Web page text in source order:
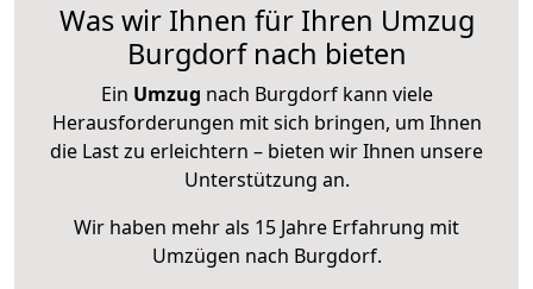
Was wir Ihnen für Ihren Umzug
Burgdorf nach bieten
Ein Umzug nach Burgdorf kann viele
Herausforderungen mit sich bringen, um Ihnen
die Last zu erleichtern – bieten wir Ihnen unsere
Unterstützung an.
Wir haben mehr als 15 Jahre Erfahrung mit
Umzügen nach Burgdorf.